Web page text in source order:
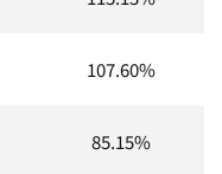
107.60%
85.15%